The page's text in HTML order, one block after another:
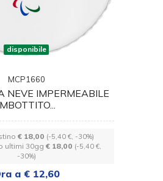
disponibile
MCP1660
NEVE IMPERMEABILE
€ 18,00 (-5,40 €, -30%)
ultimi 30gg € 18,00 (-5,40 €,
-30%)
a € 12,60